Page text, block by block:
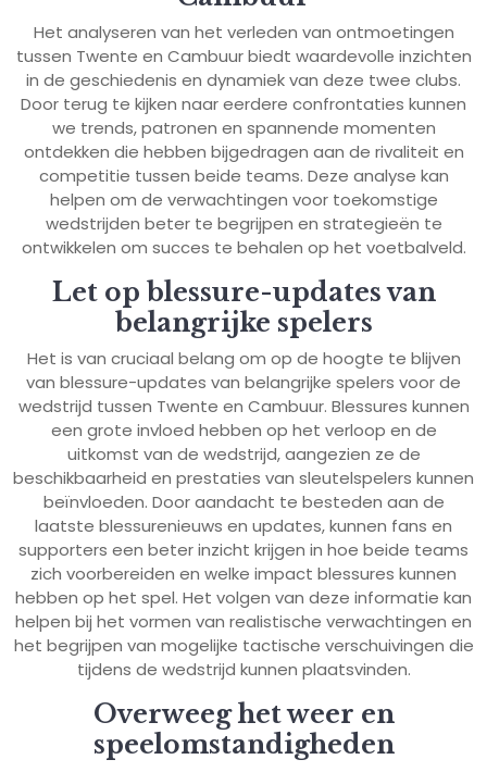
Het analyseren van het verleden van ontmoetingen
tussen Twente en Cambuur biedt waardevolle inzichten
in de geschiedenis en dynamiek van deze twee clubs.
Door terug te kijken naar eerdere confrontaties kunnen
we trends, patronen en spannende momenten
ontdekken die hebben bijgedragen aan de rivaliteit en
competitie tussen beide teams. Deze analyse kan
helpen om de verwachtingen voor toekomstige
wedstrijden beter te begrijpen en strategieën te
ontwikkelen om succes te behalen op het voetbalveld.
Let op blessure-updates van
belangrijke spelers
Het is van cruciaal belang om op de hoogte te blijven
van blessure-updates van belangrijke spelers voor de
wedstrijd tussen Twente en Cambuur. Blessures kunnen
een grote invloed hebben op het verloop en de
uitkomst van de wedstrijd, aangezien ze de
beschikbaarheid en prestaties van sleutelspelers kunnen
beïnvloeden. Door aandacht te besteden aan de
laatste blessurenieuws en updates, kunnen fans en
supporters een beter inzicht krijgen in hoe beide teams
zich voorbereiden en welke impact blessures kunnen
hebben op het spel. Het volgen van deze informatie kan
helpen bij het vormen van realistische verwachtingen en
het begrijpen van mogelijke tactische verschuivingen die
tijdens de wedstrijd kunnen plaatsvinden.
Overweeg het weer en
speelomstandigheden